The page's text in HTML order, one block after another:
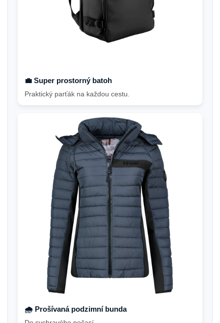
💼 Super prostorný batoh
Praktický parťák na každou cestu.
🌧️ Prošívaná podzimní bunda